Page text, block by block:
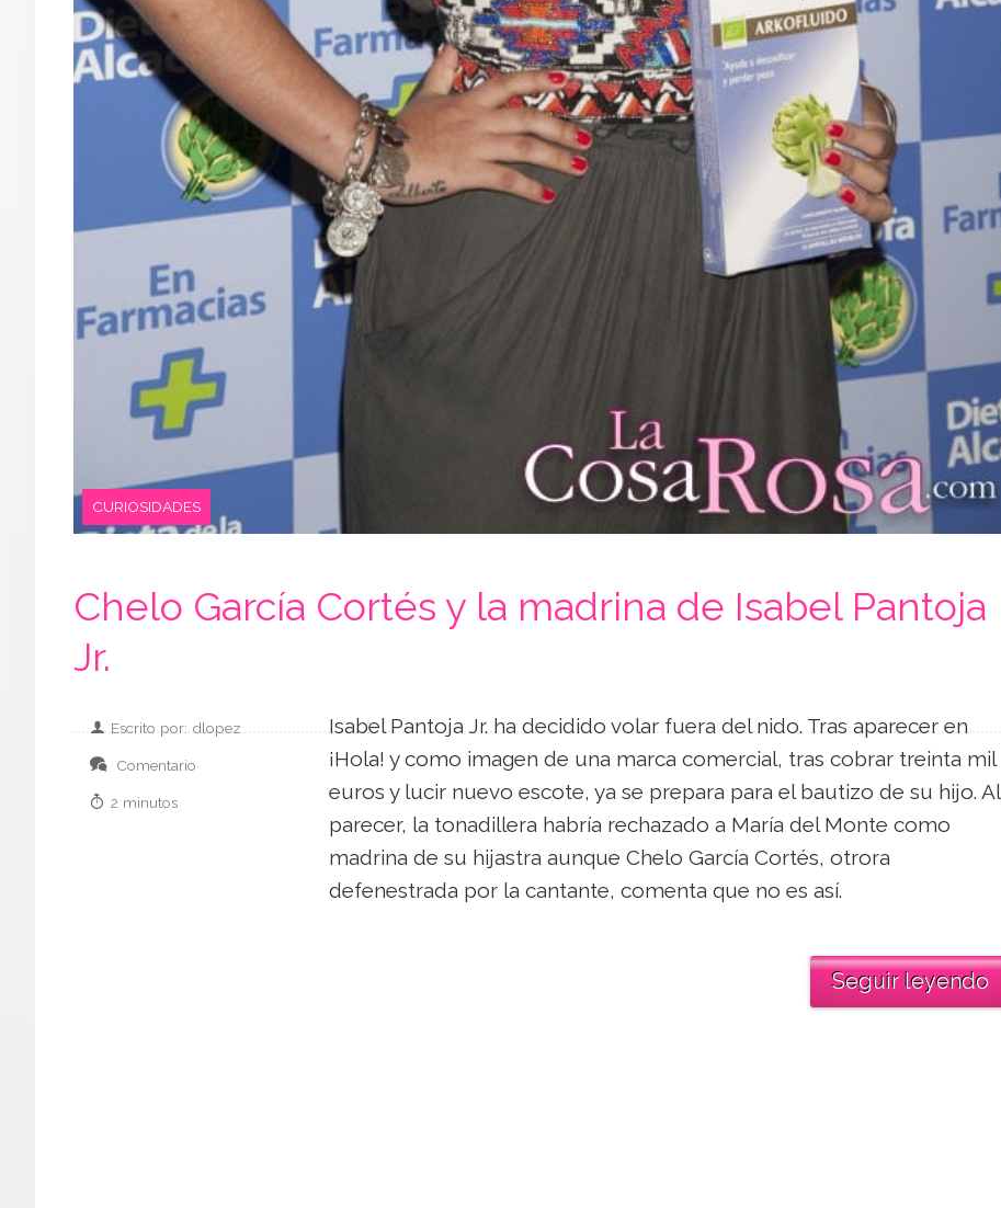
CURIOSIDADES
Chelo García Cortés y la madrina de Isabel Pantoja
Jr.
Escrito por: dlopez
Comentario
2 minutos
Isabel Pantoja Jr. ha decidido volar fuera del nido. Tras aparecer en
¡Hola! y como imagen de una marca comercial, tras cobrar treinta mil
euros y lucir nuevo escote, ya se prepara para el bautizo de su hijo. Al
parecer, la tonadillera habría rechazado a María del Monte como
madrina de su hijastra aunque Chelo García Cortés, otrora
defenestrada por la cantante, comenta que no es así.
Seguir leyendo